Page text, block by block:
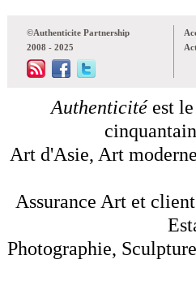
©Authenticite Partnership
2008 - 2025
Authenticitéest le
Art d'Asie, Art
Assurance Art et
Photographie,